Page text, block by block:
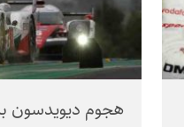
هجوم دیویدسون به